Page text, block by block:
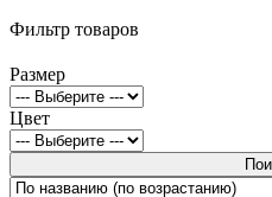
Фильтр товаров
Размер
Цвет